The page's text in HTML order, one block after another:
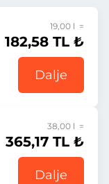
19,00 l =
182,58 TL ₺
Dalje
38,00 l =
365,17 TL ₺
Dalje